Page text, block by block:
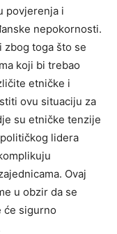
povjerenja i
nepokornosti.
zbog toga što se
koji bi trebao
etničke i
ovu situaciju za
su etničke tenzije
lidera
Ovaj
u obzir da se
će sigurno